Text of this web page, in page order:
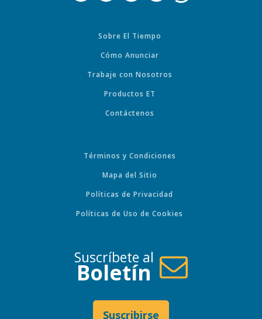
Sobre El Tiempo
Cómo Anunciar
Trabaje con Nosotros
Productos ET
Contáctenos
Términos y Condiciones
Mapa del Sitio
Políticas de Privacidad
Políticas de Uso de Cookies
Suscríbete al
Boletín
Suscribirse